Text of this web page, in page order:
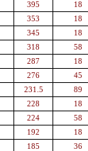
395 18
353 18
345 18
318 58
287 18
276 45
231.5 89
228 18
224 58
192 18
185 36